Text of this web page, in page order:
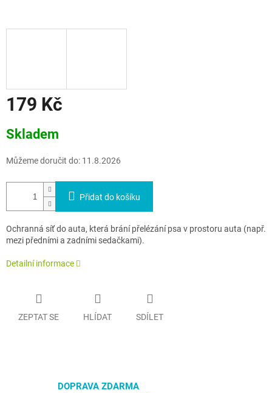
179 Kč
cena:
Skladem
Můžeme doručit do: 11.8.2026
Přidat do košíku
Ochranná síť do auta, která brání přelézání psa v prostoru auta (např.
mezi předními a zadními sedačkami).
Detailní informace
ZEPTAT SE HLÍDAT SDÍLET
DOPRAVA ZDARMA